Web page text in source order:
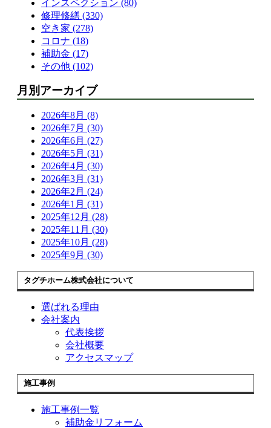
インスペクション (80)
修理修繕 (330)
空き家 (278)
コロナ (18)
補助金 (17)
その他 (102)
月別アーカイブ
2026年8月 (8)
2026年7月 (30)
2026年6月 (27)
2026年5月 (31)
2026年4月 (30)
2026年3月 (31)
2026年2月 (24)
2026年1月 (31)
2025年12月 (28)
2025年11月 (30)
2025年10月 (28)
2025年9月 (30)
タグチホーム株式会社について
選ばれる理由
会社案内
代表挨拶
会社概要
アクセスマップ
施工事例
施工事例一覧
補助金リフォーム